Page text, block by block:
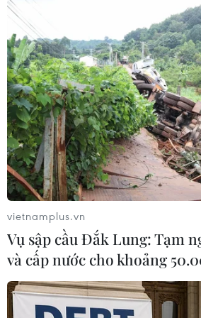
#Copa America 2024
#Đội tuyển
#Đội tuyển Colombia
Brazil
Costa Rica
Paraguay
vietnamplus.vn
Vụ sập cầu Đắk Lung: Tạm
và cấp nước cho khoảng